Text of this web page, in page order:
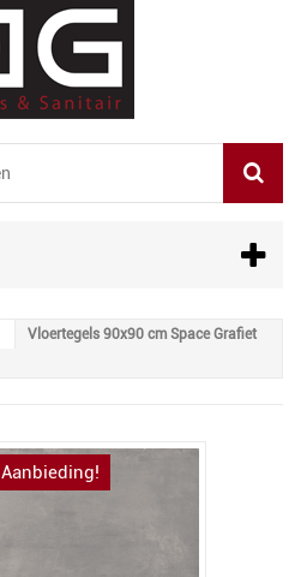
Vloertegels 90x90 cm Space Grafiet
Aanbieding!